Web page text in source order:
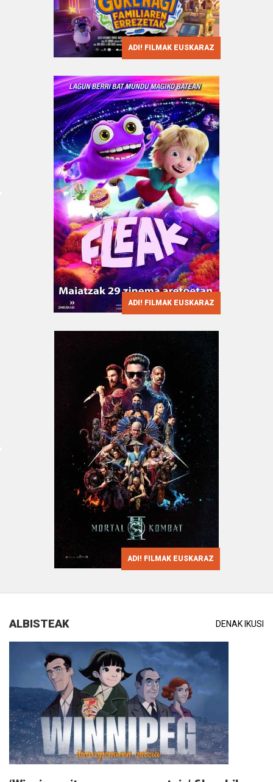
ADI! FILMAK EUSKARAZ
ADI! FILMAK EUSKARAZ
ADI! FILMAK EUSKARAZ
ALBISTEAK
gehiago
DENAK IKUSI